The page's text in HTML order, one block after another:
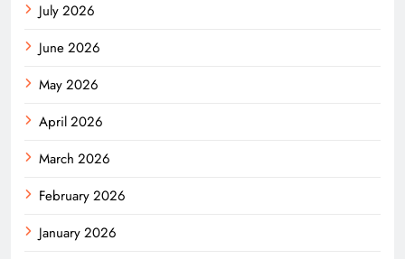
July 2026
June 2026
May 2026
April 2026
March 2026
February 2026
January 2026